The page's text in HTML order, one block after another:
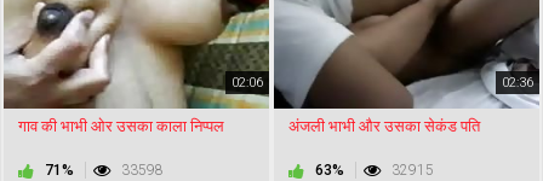
02:06
गाव की भाभी ओर उसका काला निप्पल
71% 33598
02:36
अंजली भाभी और उसका सेकंड पति
63% 32915